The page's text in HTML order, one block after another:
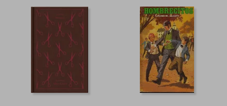
10% $ 20.000 10%
dcto.